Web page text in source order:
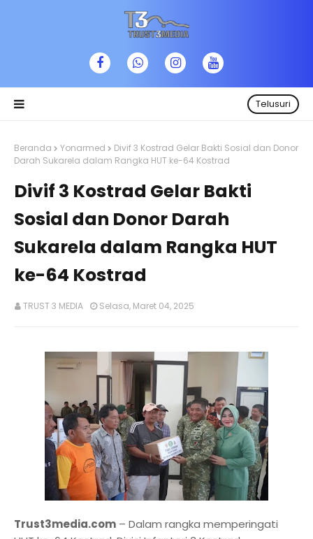
Telusuri
Beranda Yonarmed
Divif 3 Kostrad Gelar Bakti Sosial dan Donor
Darah Sukarela dalam Rangka HUT ke-64 Kostrad
Divif 3 Kostrad Gelar Bakti
Sosial dan Donor Darah
Sukarela dalam Rangka HUT
ke-64 Kostrad
TRUST 3 MEDIA Selasa, Maret 04, 2025
Trust3media.com – Dalam rangka memperingati